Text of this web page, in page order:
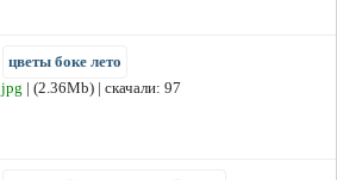
цветы боке лето
jpg | (2.36Mb) | скачали: 97